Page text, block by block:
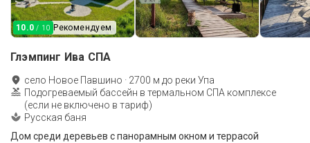
10.0 / 10 Рекомендуем
Глэмпинг Ива СПА
село Новое Павшино · 2700 м до реки Упа
Подогреваемый бассейн в термальном СПА комплексе
(если не включено в тариф)
Русская баня
Дом среди деревьев с панорамным окном и террасой